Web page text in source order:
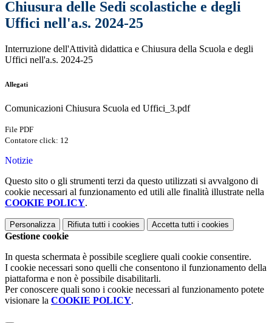
Chiusura delle Sedi scolastiche e degli
Uffici nell'a.s. 2024-25
Interruzione dell'Attività didattica e Chiusura della Scuola e degli
Uffici nell'a.s. 2024-25
Allegati
Comunicazioni Chiusura Scuola ed Uffici_3.pdf
File PDF
Contatore click: 12
Notizie
Questo sito o gli strumenti terzi da questo utilizzati si avvalgono di
cookie necessari al funzionamento ed utili alle finalità illustrate nella
COOKIE POLICY.
Personalizza Rifiuta tutti i cookies Accetta tutti i cookies
Gestione cookie
In questa schermata è possibile scegliere quali cookie consentire.
I cookie necessari sono quelli che consentono il funzionamento della
piattaforma e non è possibile disabilitarli.
Per conoscere quali sono i cookie necessari al funzionamento potete
visionare la COOKIE POLICY.